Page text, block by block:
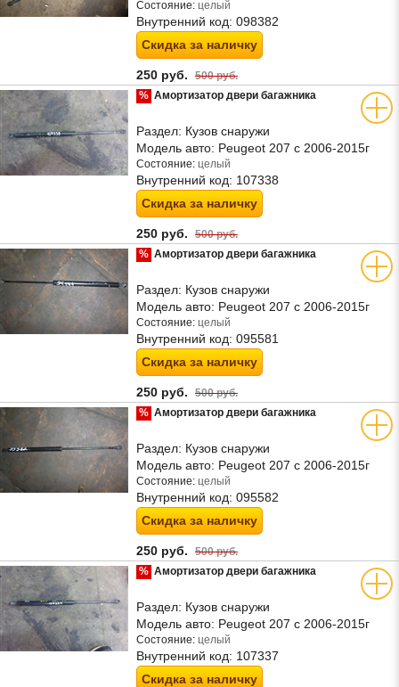
Состояние: целый
Внутренний код: 098382
Скидка за наличку
250 руб. 500 руб.
% Амортизатор двери багажника
Раздел: Кузов снаружи
Модель авто: Peugeot 207 с 2006-2015г
Состояние: целый
Внутренний код: 107338
Скидка за наличку
250 руб. 500 руб.
% Амортизатор двери багажника
Раздел: Кузов снаружи
Модель авто: Peugeot 207 с 2006-2015г
Состояние: целый
Внутренний код: 095581
Скидка за наличку
250 руб. 500 руб.
% Амортизатор двери багажника
Раздел: Кузов снаружи
Модель авто: Peugeot 207 с 2006-2015г
Состояние: целый
Внутренний код: 095582
Скидка за наличку
250 руб. 500 руб.
% Амортизатор двери багажника
Раздел: Кузов снаружи
Модель авто: Peugeot 207 с 2006-2015г
Состояние: целый
Внутренний код: 107337
Скидка за наличку